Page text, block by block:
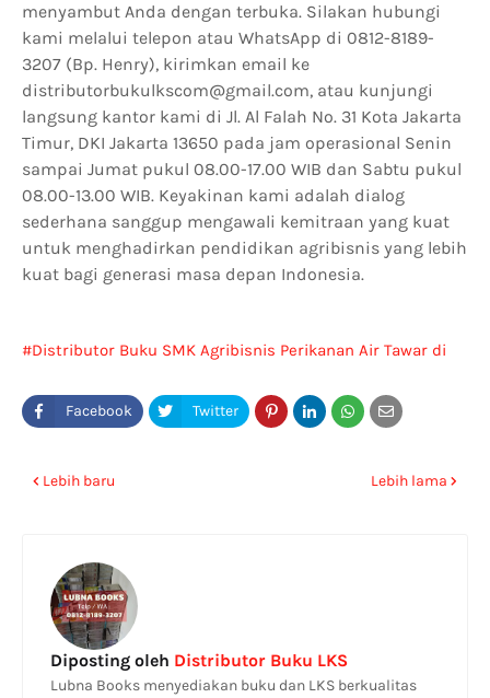
menyambut Anda dengan terbuka. Silakan hubungi
kami melalui telepon atau WhatsApp di 0812-8189-
3207 (Bp. Henry), kirimkan email ke
distributorbukulkscom@gmail.com, atau kunjungi
langsung kantor kami di Jl. Al Falah No. 31 Kota Jakarta
Timur, DKI Jakarta 13650 pada jam operasional Senin
sampai Jumat pukul 08.00-17.00 WIB dan Sabtu pukul
08.00-13.00 WIB. Keyakinan kami adalah dialog
sederhana sanggup mengawali kemitraan yang kuat
untuk menghadirkan pendidikan agribisnis yang lebih
kuat bagi generasi masa depan Indonesia.
Distributor Buku SMK Agribisnis Perikanan Air Tawar di
Lebih baru Lebih lama
Diposting oleh Distributor Buku LKS
Lubna Books menyediakan buku dan LKS berkualitas